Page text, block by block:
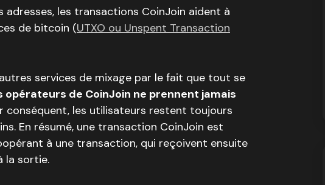
adresses, les transactions CoinJoin aident à
de bitcoin (UTXO ou Unspent Transaction
services de mixage par le fait que tout se
opérateurs de CoinJoin ne prennent jamais
conséquent, les utilisateurs restent toujours
En résumé, une transaction CoinJoin est
à une transaction, qui reçoivent ensuite
la sortie.